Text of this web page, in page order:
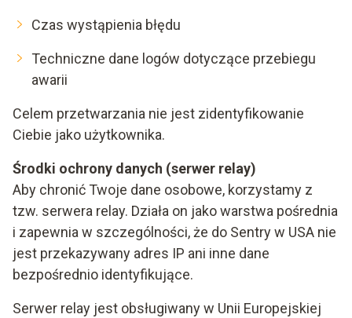
Czas wystąpienia błędu
Techniczne dane logów dotyczące przebiegu
awarii
Celem przetwarzania nie jest zidentyfikowanie
Ciebie jako użytkownika.
Środki ochrony danych (serwer relay)
Aby chronić Twoje dane osobowe, korzystamy z
tzw. serwera relay. Działa on jako warstwa pośrednia
i zapewnia w szczególności, że do Sentry w USA nie
jest przekazywany adres IP ani inne dane
bezpośrednio identyfikujące.
Serwer relay jest obsługiwany w Unii Europejskiej